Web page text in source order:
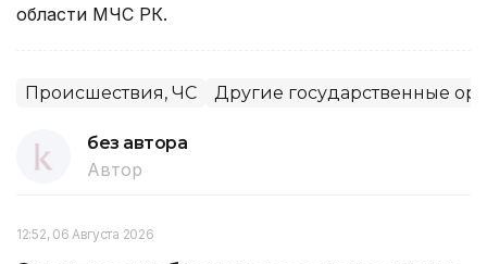
области МЧС РК.
Происшествия, ЧС Другие государственные
без автора
Автор
12:52, 06 Августа 2026